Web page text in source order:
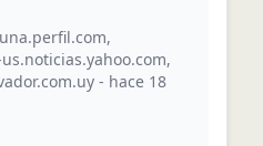
,
,
- hace 18